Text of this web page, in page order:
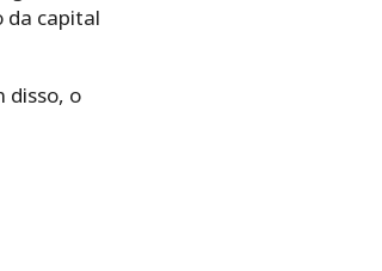
da capital
disso, o